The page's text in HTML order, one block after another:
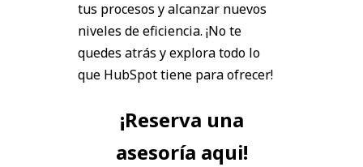
tus procesos y alcanzar nuevos
niveles de eficiencia. ¡No te
quedes atrás y explora todo lo
que HubSpot tiene para ofrecer!
¡Reserva una
asesoría aqui!